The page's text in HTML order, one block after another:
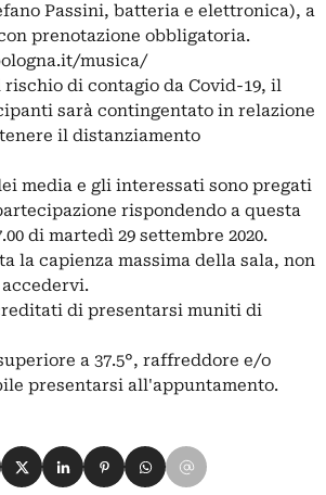
Passini, batteria e elettronica), a
prenotazione obbligatoria.
musica/
di contagio da Covid-19, il
sarà contingentato in relazione
il distanziamento
media e gli interessati sono pregati
rispondendo a questa
di martedì 29 settembre 2020.
la capienza massima della sala, non
di presentarsi muniti di
a 37.5°, raffreddore e/o
presentarsi all'appuntamento.
su Facebook
Condividi su X
Condividi su LinkedIn
Condividi su Pinterest
Condividi su WhatsApp
Condividi su Email